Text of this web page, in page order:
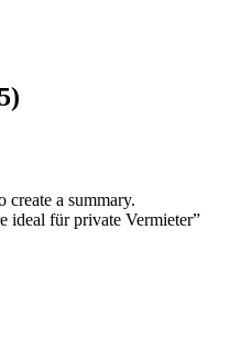
create a summary.
ideal für private Vermieter”